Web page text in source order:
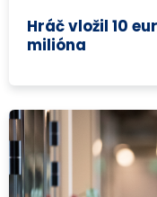
Hráč vložil 10
milióna